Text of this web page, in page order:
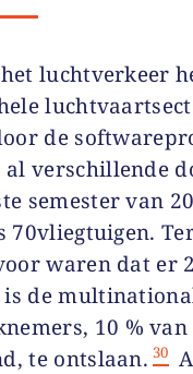
luchtverkeer
de
verschillende
semester van
70vliegtuigen.
waren dat er
de
10 %
te ontslaan. 30